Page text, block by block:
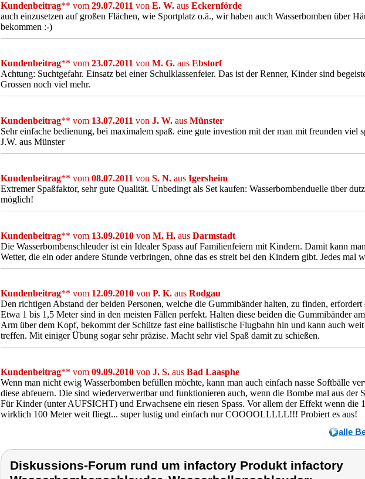
Kundenbeitrag** vom 29.07.2011 von E. W. aus Eckernförde
auch einzusetzen auf großen Flächen, wie Sportplatz o.ä., wir haben auch Wasserbomben über
bekommen :-)
Kundenbeitrag** vom 23.07.2011 von M. G. aus Ebstorf
Achtung: Suchtgefahr. Einsatz bei einer Schulklassenfeier. Das ist der Renner, Kinder sind
Grossen noch viel mehr.
Kundenbeitrag** vom 13.07.2011 von J. W. aus Münster
Sehr einfache bedienung, bei maximalem spaß. eine gute investion mit der man mit freunden viel
J.W. aus Münster
Kundenbeitrag** vom 08.07.2011 von S. N. aus Igersheim
Extremer Spaßfaktor, sehr gute Qualität. Unbedingt als Set kaufen: Wasserbombenduelle über
möglich!
Kundenbeitrag** vom 13.09.2010 von M. H. aus Darmstadt
Die Wasserbombenschleuder ist ein Idealer Spass auf Familienfeiern mit Kindern. Damit kann
Wetter, die ein oder andere Stunde verbringen, ohne das es streit bei den Kindern gibt. Jedes mal
Kundenbeitrag** vom 12.09.2010 von P. K. aus Rodgau
Den richtigen Abstand der beiden Personen, welche die Gummibänder halten, zu finden, erfordert
Etwa 1 bis 1,5 Meter sind in den meisten Fällen perfekt. Halten diese beiden die Gummibänder
Arm über dem Kopf, bekommt der Schütze fast eine ballistische Flugbahn hin und kann auch
treffen. Mit einiger Übung sogar sehr präzise. Macht sehr viel Spaß damit zu schießen.
Kundenbeitrag** vom 09.09.2010 von J. S. aus Bad Laasphe
Wenn man nicht ewig Wasserbomben befüllen möchte, kann man auch einfach nasse Softbälle
diese abfeuern. Die sind wiederverwertbar und funktionieren auch, wenn die Bombe mal aus der
Für Kinder (unter AUFSICHT) und Erwachsene ein riesen Spass. Vor allem der Effekt wenn die
wirklich 100 Meter weit fliegt... super lustig und einfach nur COOOOLLLLL!!! Probiert es aus!
alle
Diskussions-Forum rund um infactory Produkt infactory